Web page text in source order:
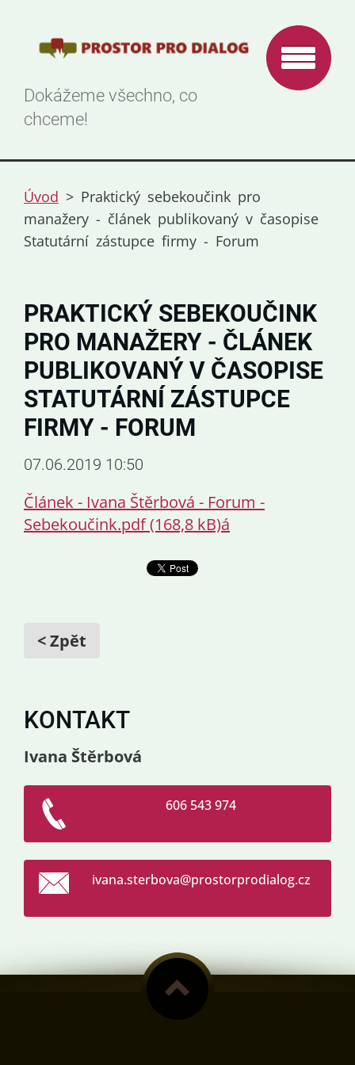
Dokážeme všechno, co
chceme!
Úvod > Praktický sebekoučink pro
manažery - článek publikovaný v časopise
Statutární zástupce firmy - Forum
PRAKTICKÝ SEBEKOUČINK
PRO MANAŽERY - ČLÁNEK
PUBLIKOVANÝ V ČASOPISE
STATUTÁRNÍ ZÁSTUPCE
FIRMY - FORUM
07.06.2019 10:50
Článek - Ivana Štěrbová - Forum -
Sebekoučink.pdf (168,8 kB)á
< Zpět
KONTAKT
Ivana Štěrbová
606 543 974
ivana.sterbova@prostorprodialog.cz